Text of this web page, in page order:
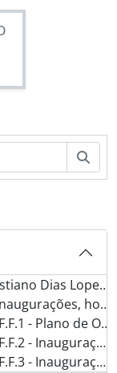
Filho, 1942 - 2002
e eventos, 1967-1971
na Rodovia ES-4, 1967
assistência LBA - UPPE, 1967-1970
final de Areinha, 07/04/1969